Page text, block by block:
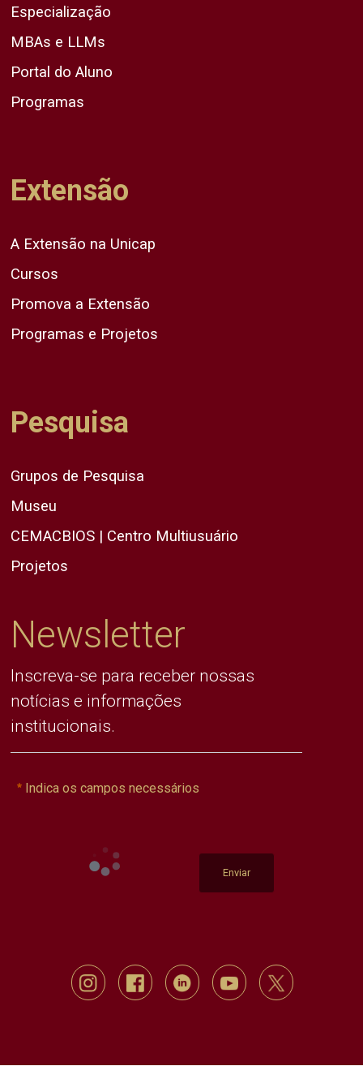
Especialização
MBAs e LLMs
Portal do Aluno
Programas
Extensão
A Extensão na Unicap
Cursos
Promova a Extensão
Programas e Projetos
Pesquisa
Grupos de Pesquisa
Museu
CEMACBIOS | Centro Multiusuário
Projetos
Newsletter
Inscreva-se para receber nossas
notícias e informações
institucionais.
Indica os campos necessários
Enviar